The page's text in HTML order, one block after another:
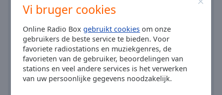
Vi bruger cookies
Online Radio Boxgebruikt cookies om onze
gebruikers de beste service te bieden. Voor
favoriete radiostations en muziekgenres, de
favorieten van de gebruiker, beoordelingen van
stations en veel andere services is het verwerken
van uw persoonlijke gegevens noodzakelijk.
Background
Opacity